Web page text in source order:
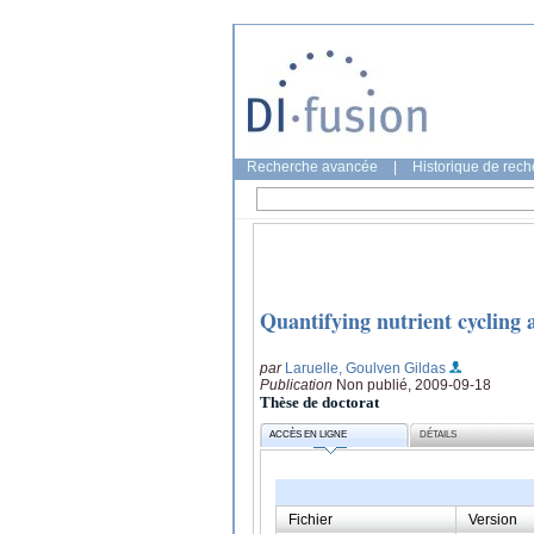
Recherche avancée Historique de
Quantifying nutrient cycling
par Laruelle, Goulven Gildas
Publication Non publié, 2009-09-18
Thèse de doctorat
ACCÈS EN LIGNE DÉTAILS
Fichier Version